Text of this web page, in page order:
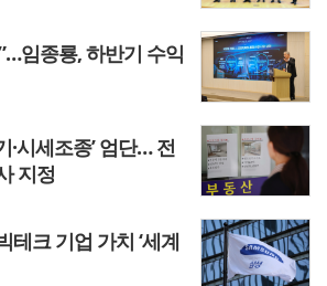
임종룡, 하반기 수익
·시세조종’ 엄단… 전
지정
테크 기업 가치 ‘세계